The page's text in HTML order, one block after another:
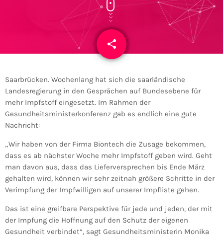
share
email
Saarbrücken. Wochenlang hat sich die saarländische
Landesregierung in den Gesprächen auf Bundesebene für
mehr Impfstoff eingesetzt. Im Rahmen der
Gesundheitsministerkonferenz gab es endlich eine gute
Nachricht:
„Wir haben von der Firma Biontech die Zusage bekommen,
dass es ab nächster Woche mehr Impfstoff geben wird. Geht
man davon aus, dass das Lieferversprechen bis Ende März
gehalten wird, können wir sehr zeitnah größere Schritte in der
Verimpfung der Impfwilligen auf unserer Impfliste gehen.
Das ist eine greifbare Perspektive für jede und jeden, der mit
der Impfung die Hoffnung auf den Schutz der eigenen
Gesundheit verbindet“, sagt Gesundheitsministerin Monika